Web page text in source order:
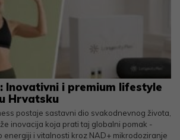
Inovativni i premium lifestyle
Hrvatsku
postaje sastavni dio svakodnevnog života,
inovacija koja prati taj globalni pomak -
energiji i vitalnosti kroz NAD+ mikrodoziranje